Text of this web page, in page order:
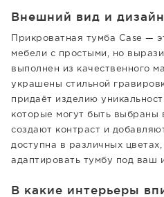
Внешний вид и
Прикроватная тумба Case —
мебели с простыми, но
выполнен из качественного
украшены стильной
придаёт изделию
которые могут быть выбраны
создают контраст и
доступна в различных
адаптировать тумбу под ваш
В какие интерьеры